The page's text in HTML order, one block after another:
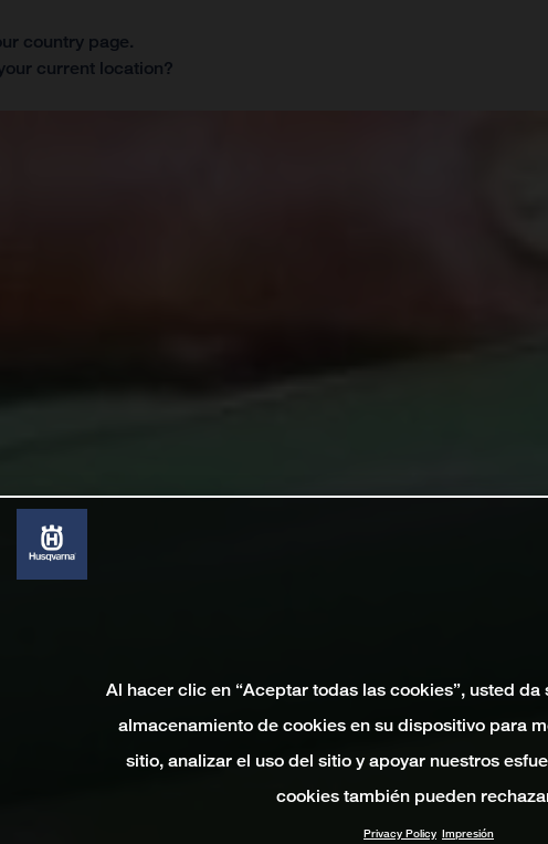
country page.
current location?
Al hacer clic en “Aceptar todas las cookies”, usted
almacenamiento de cookies en su dispositivo para
sitio, analizar el uso del sitio y apoyar nuestros
cookies también pueden
Privacy Policy Impresión